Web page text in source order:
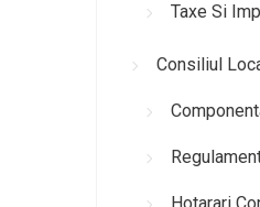
Taxe Si
Consiliul